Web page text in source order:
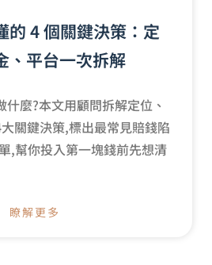
的 4 個關鍵決策：定
、平台一次拆解
麼?本文用顧問拆解定位、
關鍵決策,標出最常見賠錢陷
,幫你投入第一塊錢前先想清
瞭解更多